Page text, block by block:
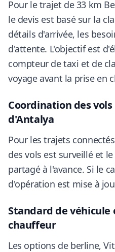
Pour le trajet de 33 km
le devis est basé sur la
détails d'arrivée, les
d'attente. L'objectif est
compteur de taxi et de
voyage avant la prise en
Coordination des
d'Antalya
Pour les trajets
des vols est surveillé et
partagé à l'avance. Si le
d'opération est mise à
Standard de
chauffeur
Les options de berline,